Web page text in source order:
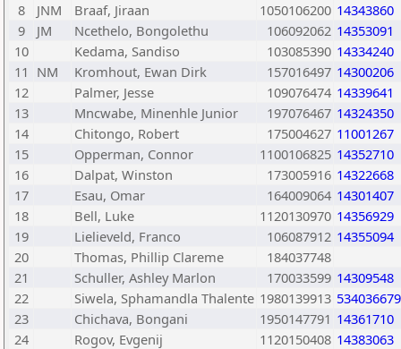
8
JNM Braaf, Jiraan 1050106200 14343860
9
JM Ncethelo, Bongolethu 106092062 14353091
10
Kedama, Sandiso 103085390 14334240
11 NM Kromhout, Ewan Dirk 157016497 14300206
12
Palmer, Jesse 109076474 14339641
13
Mncwabe, Minenhle Junior 197076467 14324350
14
Chitongo, Robert 175004627 11001267
15
Opperman, Connor 1100106825 14352710
16
Dalpat, Winston 173005916 14322668
17
Esau, Omar 164009064 14301407
18
Bell, Luke 1120130970 14356929
19
Lielieveld, Franco 106087912 14355094
20
Thomas, Phillip Clareme
184037748
21
Schuller, Ashley Marlon 170033599 14309548
22
Siwela, Sphamandla Thalente 1980139913 534036679
23
Chichava, Bongani 1950147791 14361710
24
Rogov, Evgenij 1120150408 14383063